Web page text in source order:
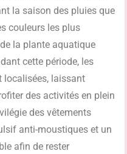
la saison des pluies que
couleurs les plus
la plante aquatique
cette période, les
localisées, laissant
des activités en plein
des vêtements
anti-moustiques et un
afin de rester